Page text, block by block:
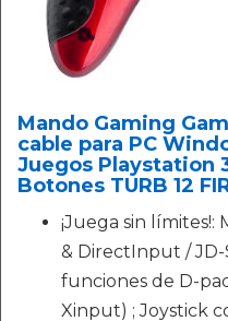
Mando Gaming
cable para PC
Juegos Playstation
Botones TURB 12
¡Juega sin
& DirectInput / JD-
funciones de D-
Xinput) ; Joystick